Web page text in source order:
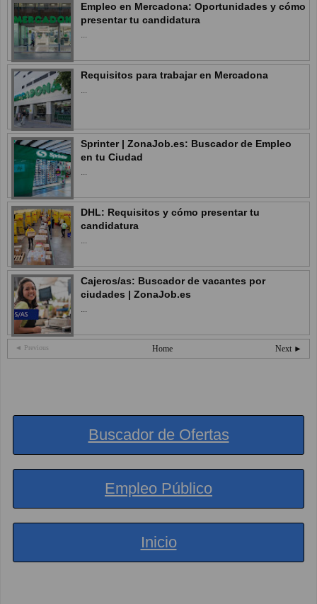
Empleo en Mercadona: Oportunidades y cómo
presentar tu candidatura
...
Requisitos para trabajar en Mercadona
...
Sprinter | ZonaJob.es: Buscador de Empleo
en tu Ciudad
...
DHL: Requisitos y cómo presentar tu
candidatura
...
Cajeros/as: Buscador de vacantes por
ciudades | ZonaJob.es
...
◄ Previous Next ►
Home
Buscador de Ofertas
Empleo Público
Inicio